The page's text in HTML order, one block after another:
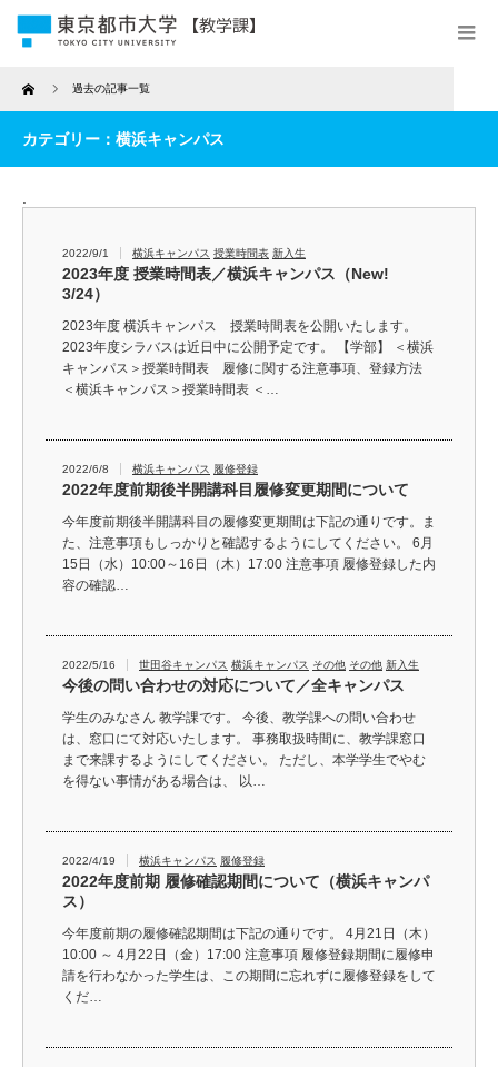
Home 過去の記事一覧
カテゴリー：横浜キャンパス
2022/9/1 横浜キャンパス 授業時間表 新入生
2023年度 授業時間表／横浜キャンパス（New!
3/24）
2023年度 横浜キャンパス 授業時間表を公開いたします。
2023年度シラバスは近日中に公開予定です。 【学部】 ＜横浜
キャンパス＞授業時間表 履修に関する注意事項、登録方法
＜横浜キャンパス＞授業時間表 ＜…
2022/6/8 横浜キャンパス 履修登録
2022年度前期後半開講科目履修変更期間について
今年度前期後半開講科目の履修変更期間は下記の通りです。ま
た、注意事項もしっかりと確認するようにしてください。 6月
15日（水）10:00～16日（木）17:00 注意事項 履修登録した内
容の確認…
2022/5/16 世田谷キャンパス 横浜キャンパス その他 その他 新入生
今後の問い合わせの対応について／全キャンパス
学生のみなさん 教学課です。 今後、教学課への問い合わせ
は、窓口にて対応いたします。 事務取扱時間に、教学課窓口
まで来課するようにしてください。 ただし、本学学生でやむ
を得ない事情がある場合は、 以…
2022/4/19 横浜キャンパス 履修登録
2022年度前期 履修確認期間について（横浜キャンパ
ス）
今年度前期の履修確認期間は下記の通りです。 4月21日（木）
10:00 ～ 4月22日（金）17:00 注意事項 履修登録期間に履修申
請を行わなかった学生は、この期間に忘れずに履修登録をして
くだ…